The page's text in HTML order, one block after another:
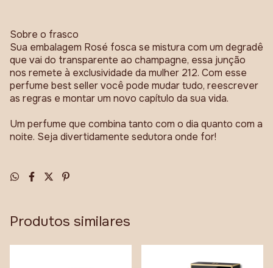
Sobre o frasco
Sua embalagem Rosé fosca se mistura com um degradê
que vai do transparente ao champagne, essa junção
nos remete à exclusividade da mulher 212. Com esse
perfume best seller você pode mudar tudo, reescrever
as regras e montar um novo capítulo da sua vida.
Um perfume que combina tanto com o dia quanto com a
noite. Seja divertidamente sedutora onde for!
Produtos similares